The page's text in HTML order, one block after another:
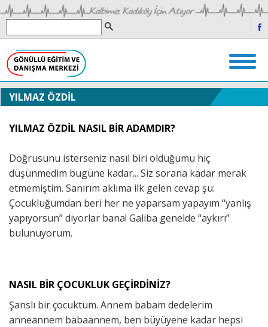
YILMAZ ÖZDİL
YILMAZ ÖZDİL NASIL BİR ADAMDIR?
Doğrusunu isterseniz nasıl biri olduğumu hiç
düşünmedim bugüne kadar... Siz sorana kadar merak
etmemiştim. Sanırım aklıma ilk gelen cevap şu:
Çocukluğumdan beri her ne yaparsam yapayım “yanlış
yapıyorsun” diyorlar bana! Galiba genelde “aykırı”
bulunuyorum.
NASIL BİR ÇOCUKLUK GEÇİRDİNİZ?
Şanslı bir çocuktum. Annem babam dedelerim
anneannem babaannem, ben büyüyene kadar hepsi